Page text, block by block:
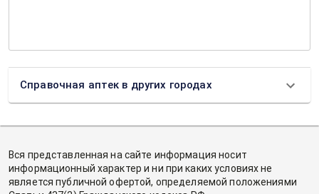
Справочная аптек в других городах
Вся представленная на сайте информация носит
информационный характер и ни при каких условиях не
является публичной офертой, определяемой положениями